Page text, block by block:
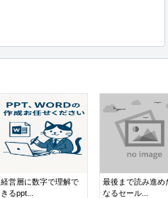
経営層に数字で理解で
きるppt...
最後まで読み進め
なるセール...